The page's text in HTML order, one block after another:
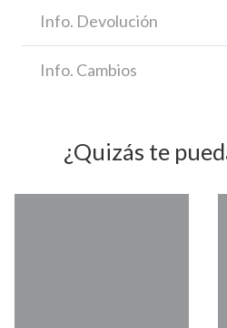
Info. Devolución
Info. Cambios
¿Quizás te